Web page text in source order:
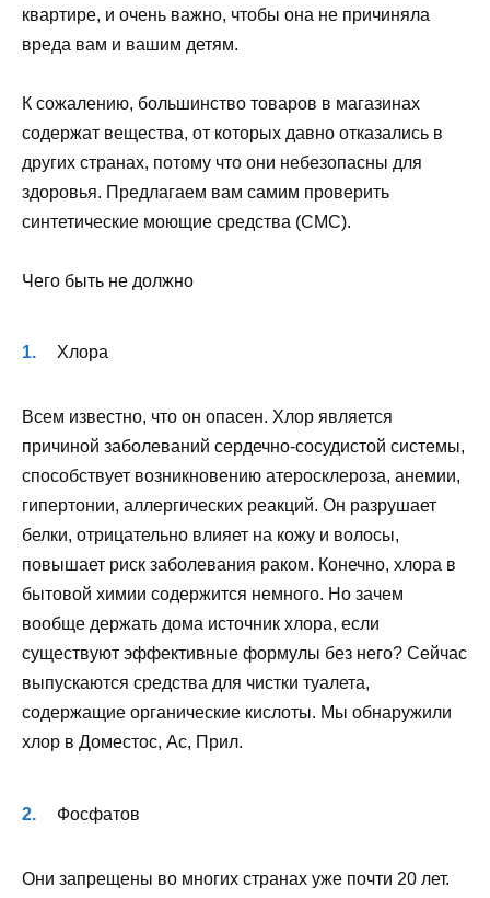
квартире, и очень важно, чтобы она не причиняла
вреда вам и вашим детям.
К сожалению, большинство товаров в магазинах
содержат вещества, от которых давно отказались в
других странах, потому что они небезопасны для
здоровья. Предлагаем вам самим проверить
синтетические моющие средства (СМС).
Чего быть не должно
Хлора
Всем известно, что он опасен. Хлор является
причиной заболеваний сердечно-сосудистой системы,
способствует возникновению атеросклероза, анемии,
гипертонии, аллергических реакций. Он разрушает
белки, отрицательно влияет на кожу и волосы,
повышает риск заболевания раком. Конечно, хлора в
бытовой химии содержится немного. Но зачем
вообще держать дома источник хлора, если
существуют эффективные формулы без него? Сейчас
выпускаются средства для чистки туалета,
содержащие органические кислоты. Мы обнаружили
хлор в Доместос, Ас, Прил.
Фосфатов
Они запрещены во многих странах уже почти 20 лет.